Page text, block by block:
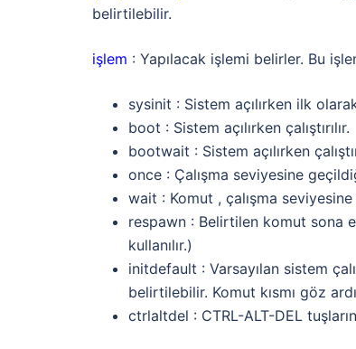
belirtilebilir.
işlem : Yapılacak işlemi belirler. Bu
sysinit : Sistem açılırken ilk
boot : Sistem açılırken çalıştırılır.
bootwait : Sistem açılırken
once : Çalışma seviyesine
wait : Komut , çalışma
respawn : Belirtilen komut sona
kullanılır.)
initdefault : Varsayılan sistem
belirtilebilir. Komut kısmı göz
ctrlaltdel : CTRL-ALT-DEL